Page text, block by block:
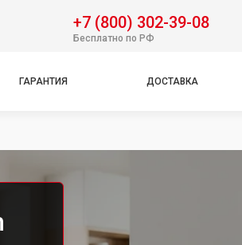
+7 (800) 302-39-08
Бесплатно по РФ
ГАРАНТИЯ ДОСТАВКА